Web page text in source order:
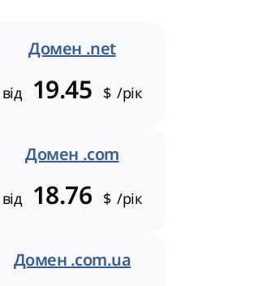
Домен .net
від 19.45 $ /рік
Домен .com
від 18.76 $ /рік
Домен .com.ua